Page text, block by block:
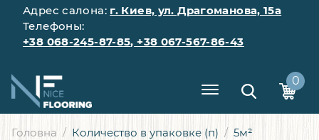
Адрес салона: г. Киев, ул. Драгоманова, 15а
Телефоны:
+38 068-245-87-85, +38 067-567-86-43
0
Головна Количество в упаковке (п) 5м²